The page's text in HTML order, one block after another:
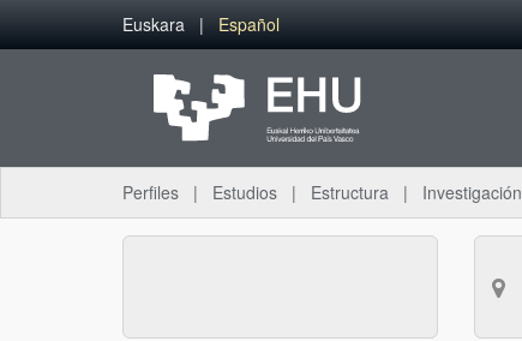
Saltar al contenido principal
Euskara Español
Perfiles Estudios Estructura Investigación